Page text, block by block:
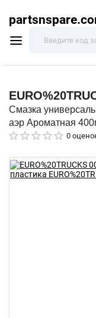
Смазка
аэр Ароматная
0